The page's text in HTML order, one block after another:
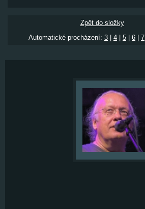
Zpět do složky
Automatické procházení: 3 4 5 6 7